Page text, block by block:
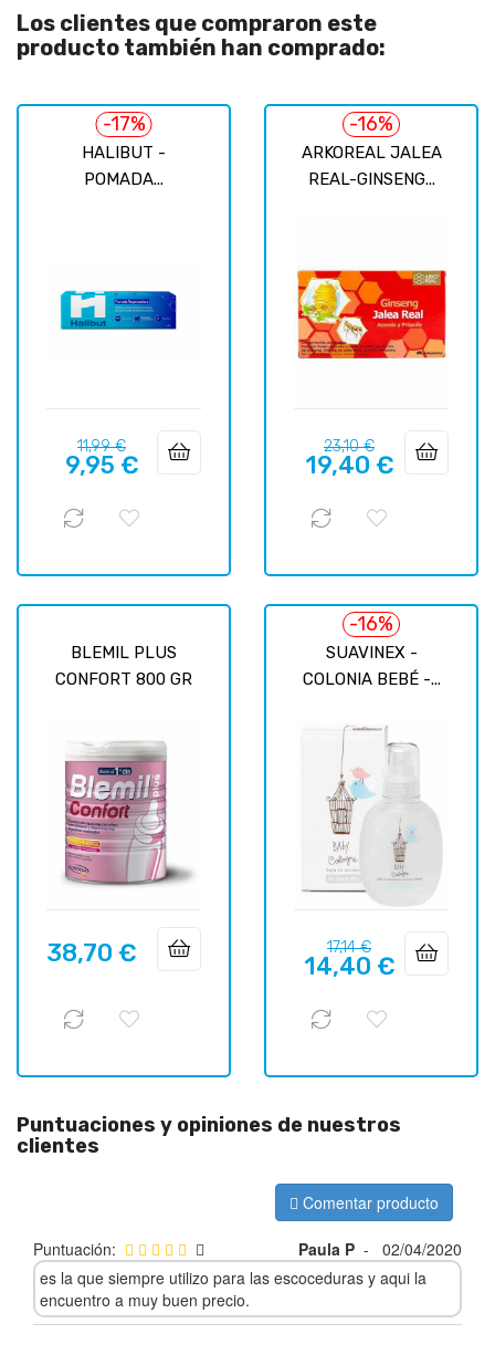
Los clientes que compraron este
producto también han comprado:
HALIBUT -
POMADA...
-17%
Precio
regular
11,99 €Precio
9,95 €
ARKOREAL JALEA
REAL-GINSENG...
-16%
Precio
regular
23,10 €Precio
19,40 €
BLEMIL PLUS
CONFORT 800 GR
Precio
38,70 €
SUAVINEX -
COLONIA BEBÉ -...
-16%
Precio
regular
17,14 €Precio
14,40 €
Puntuaciones y opiniones de nuestros
clientes
Comentar producto
Puntuación: Paula P -
02/04/2020
es la que siempre utilizo para las escoceduras y aqui la
encuentro a muy buen precio.